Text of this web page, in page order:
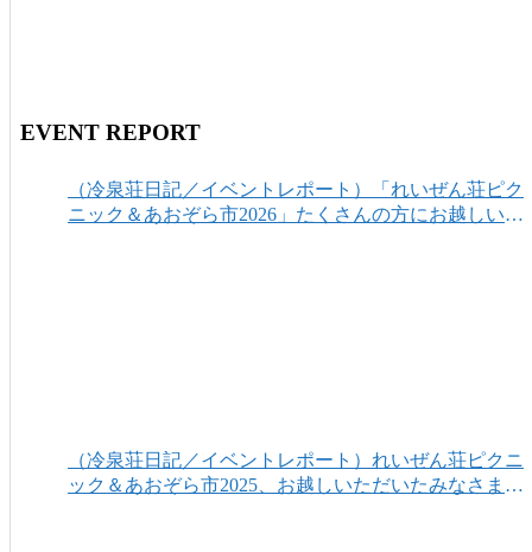
EVENT REPORT
（冷泉荘日記／イベントレポート）「れいぜん荘ピク
ニック＆あおぞら市2026」たくさんの方にお越しいた
（冷泉荘日記／イベントレポート）れいぜん荘ピクニ
ック＆あおぞら市2025、お越しいただいたみなさまあ